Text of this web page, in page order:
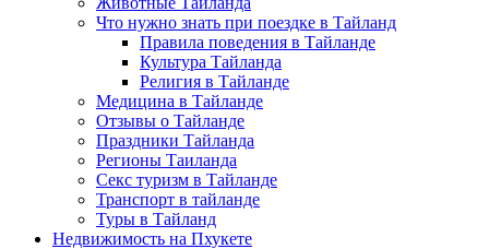
Что нужно знать при поездке в Тайланд
Правила поведения в Тайланде
Культура Тайланда
Религия в Тайланде
Медицина в Тайланде
Отзывы о Тайланде
Праздники Тайланда
Регионы Таиланда
Секс туризм в Тайланде
Транспорт в тайланде
Туры в Тайланд
Недвижимость на Пхукете